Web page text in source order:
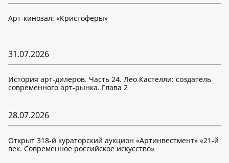
Арт-кинозал: «Кристоферы»
31.07.2026
История арт-дилеров. Часть 24. Лео Кастелли: создатель
современного арт-рынка. Глава 2
28.07.2026
Открыт 318-й кураторский аукцион «Артинвестмент» «21-й
век. Современное российское искусство»